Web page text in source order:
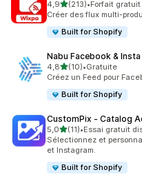
4,9étoile(s) sur 5
(213)
213 avis au total
•Forfait
Créer des flux multi-
Built for Shopify
Nabu Facebook & Insta
4,8étoile(s) sur 5
(10)
10 avis au total
•Gratuite
Créez un Feed pour
Built for Shopify
CustomPix ‑ Catalog
5,0étoile(s) sur 5
(11)
11 avis au total
•Essai gratuit
Sélectionnez et
et Instagram.
Built for Shopify